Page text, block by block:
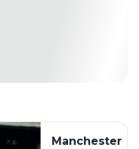
Manchester